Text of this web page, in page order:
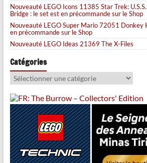
Nouveauté LEGO Icons 11385 Star Trek:
Bridge : le set est en précommande sur le Shop
Nouveauté LEGO Super Mario 72051 Donkey
en précommande sur le Shop
Nouveauté LEGO Ideas 21369 The X-Files
Catégories
Catégories